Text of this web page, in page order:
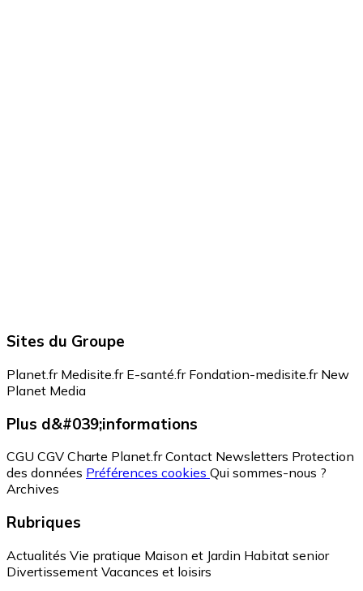
Sites du Groupe
Planet.fr Medisite.fr E-santé.fr Fondation-medisite.fr New
Planet Media
Plus d&#039;informations
CGU CGV Charte Planet.fr Contact Newsletters Protection
des données Préférences cookies Qui sommes-nous ?
Archives
Rubriques
Actualités Vie pratique Maison et Jardin Habitat senior
Divertissement Vacances et loisirs